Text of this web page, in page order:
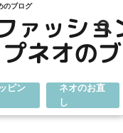
のブログ
ピン
ネオのお直
し